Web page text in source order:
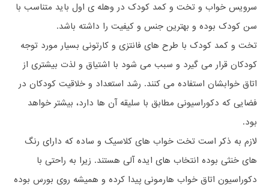
سرویس خواب و تخت و کمد کودک در وهله ی اول باید متناسب با
سن کودک بوده و بهترین جنس و کیفیت را داشته باشد.
تخت و کمد کودک با طرح های فانتزی و کارتونی بسیار مورد توجه
کودکان قرار می گیرد و سبب می شود با اشتیاق و لذت بیشتری از
اتاق خوابشان استفاده می کنند. رشد استعداد و خلاقیت کودکان در
فضایی که دکوراسیونی مطابق با سلیقه آن ها دارد، بیشتر خواهد
بود.
لازم به ذکر است تخت خواب های کلاسیک و ساده که دارای رنگ
های خنثی بوده انتخاب های ایده آلی هستند. زیرا به راحتی با
دکوراسیون اتاق خواب هارمونی پیدا کرده و همیشه روی بورس بوده